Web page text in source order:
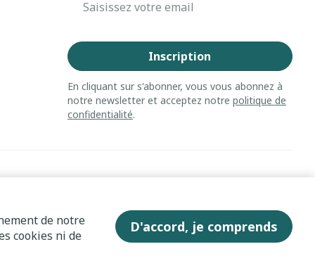
de notre
cookies ni de
D'accord, je comprends
Inscription
En cliquant sur s'abonner, vous vous abonnez à
notre newsletter et acceptez notre politique de
confidentialité.